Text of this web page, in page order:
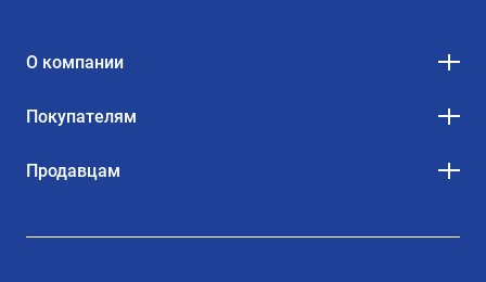
О компании
Покупателям
Продавцам